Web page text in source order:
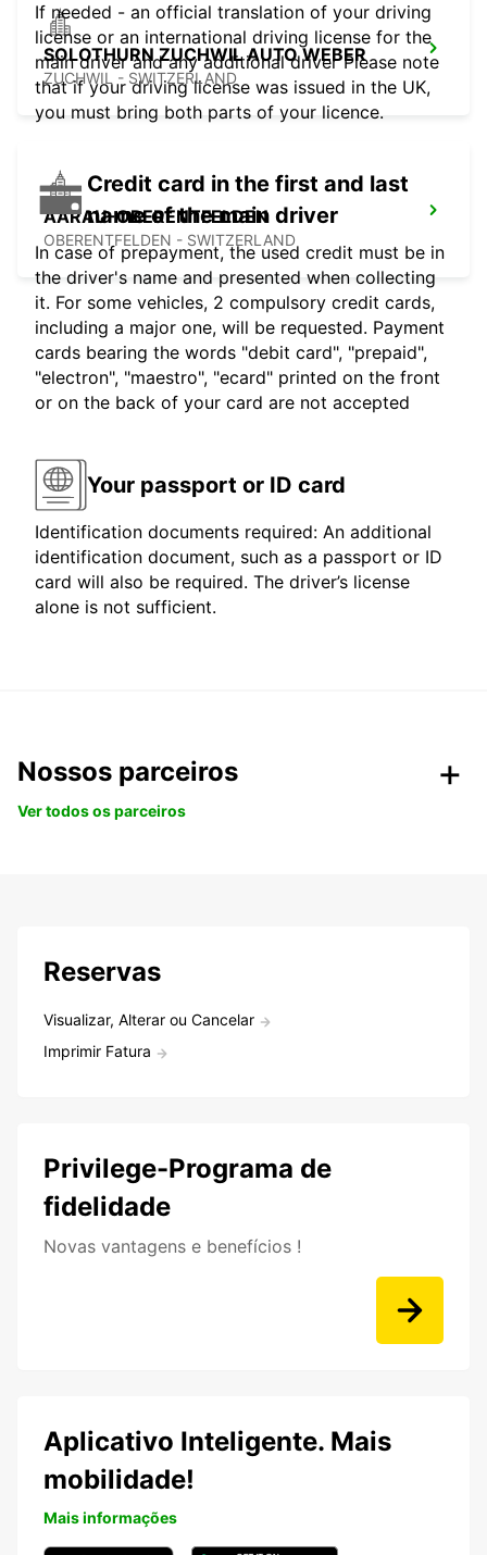
SOLOTHURN ZUCHWIL AUTO WEBER
ZUCHWIL - SWITZERLAND
AARAU-OBERENTFELDEN
OBERENTFELDEN - SWITZERLAND
If needed - an official translation of your driving
license or an international driving license for the
main driver and any additional driver Please note
that if your driving license was issued in the UK,
you must bring both parts of your licence.
Credit card in the first and last
name of the main driver
In case of prepayment, the used credit must be in
the driver's name and presented when collecting
it. For some vehicles, 2 compulsory credit cards,
including a major one, will be requested. Payment
cards bearing the words "debit card", "prepaid",
"electron", "maestro", "ecard" printed on the front
or on the back of your card are not accepted
Your passport or ID card
Identification documents required: An additional
identification document, such as a passport or ID
card will also be required. The driver’s license
alone is not sufficient.
Nossos parceiros
Ver todos os parceiros
Reservas
Visualizar, Alterar ou Cancelar
Imprimir Fatura
Privilege-Programa de
fidelidade
Novas vantagens e benefícios !
Aplicativo Inteligente. Mais
mobilidade!
Mais informações